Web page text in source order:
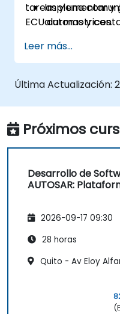
tareas y una
ECU automotrices.
Implementar y
alarmas y
de
servicios de
Explicar las
interconecta
Configurar
herramientas
DaVinci o ETAS
Simular y
comunicación
Leer más...
Última Actualización:
Próximos
Desarrollo de
AUTOSAR:
2026-09-17 09:30
28 horas
Quito - Av Eloy